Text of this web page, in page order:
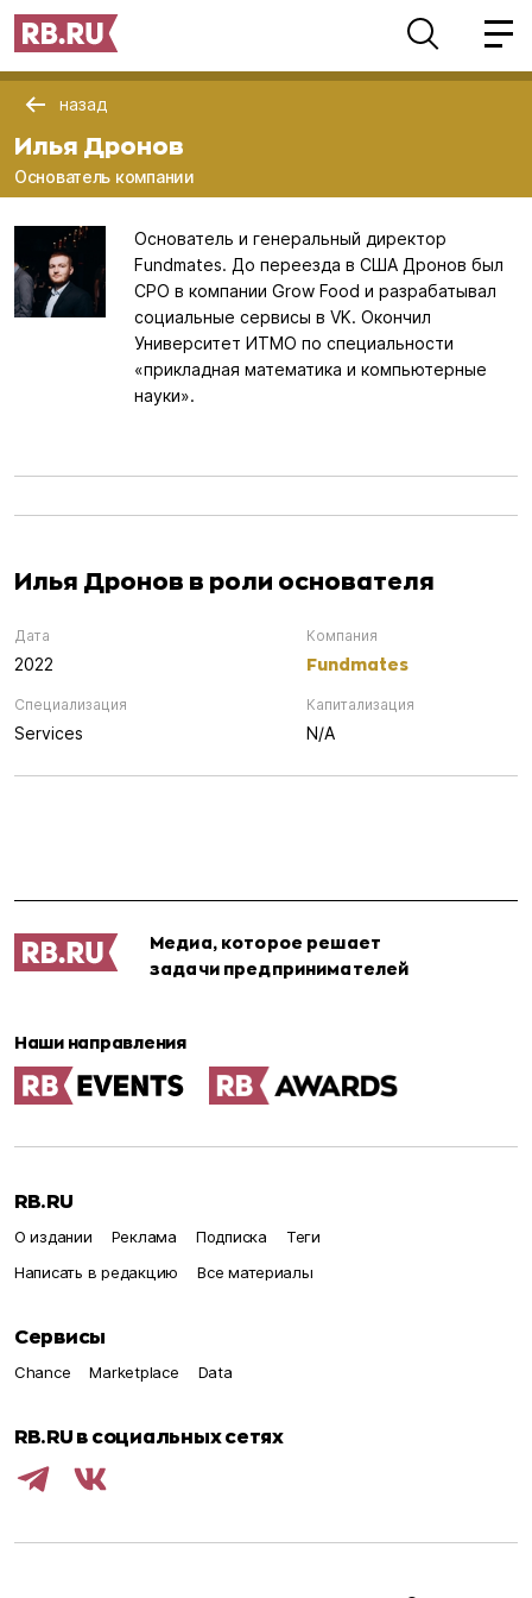
назад
Илья Дронов
Основатель компании
Основатель и генеральный директор
Fundmates. До переезда в США Дронов был
CPO в компании Grow Food и разрабатывал
социальные сервисы в VK. Окончил
Университет ИТМО по специальности
«прикладная математика и компьютерные
науки».
Илья Дронов в роли основателя
Дата
2022
Компания
Fundmates
Специализация
Services
Капитализация
N/A
Медиа, которое решает
задачи предпринимателей
Наши направления
RB.RU
О издании Реклама Подписка
Теги
Написать в редакцию
Все материалы
Сервисы
Chance Marketplace Data
RB.RU в социальных сетях